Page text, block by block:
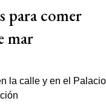
para comer
mar